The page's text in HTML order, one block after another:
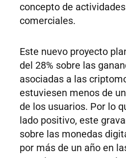
concepto de
comerciales.
Este nuevo proyecto
del 28% sobre las
asociadas a las
estuviesen menos de
de los usuarios. Por lo
lado positivo, este
sobre las monedas
por más de un año en